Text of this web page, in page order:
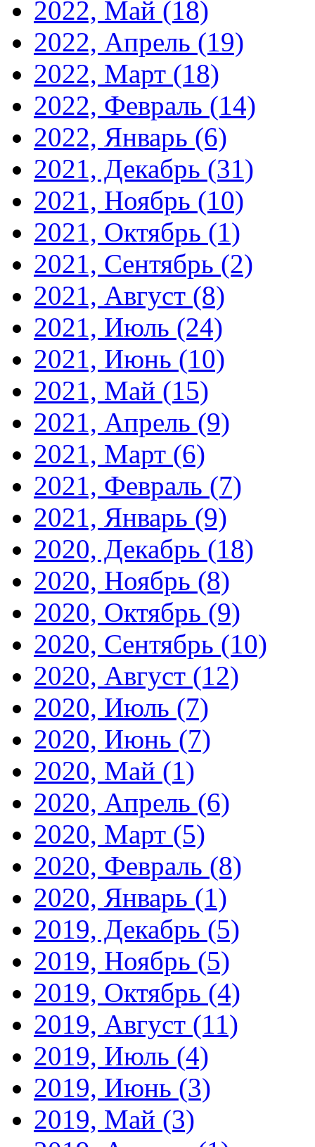
2022, Май (18)
2022, Апрель (19)
2022, Март (18)
2022, Февраль (14)
2022, Январь (6)
2021, Декабрь (31)
2021, Ноябрь (10)
2021, Октябрь (1)
2021, Сентябрь (2)
2021, Август (8)
2021, Июль (24)
2021, Июнь (10)
2021, Май (15)
2021, Апрель (9)
2021, Март (6)
2021, Февраль (7)
2021, Январь (9)
2020, Декабрь (18)
2020, Ноябрь (8)
2020, Октябрь (9)
2020, Сентябрь (10)
2020, Август (12)
2020, Июль (7)
2020, Июнь (7)
2020, Май (1)
2020, Апрель (6)
2020, Март (5)
2020, Февраль (8)
2020, Январь (1)
2019, Декабрь (5)
2019, Ноябрь (5)
2019, Октябрь (4)
2019, Август (11)
2019, Июль (4)
2019, Июнь (3)
2019, Май (3)